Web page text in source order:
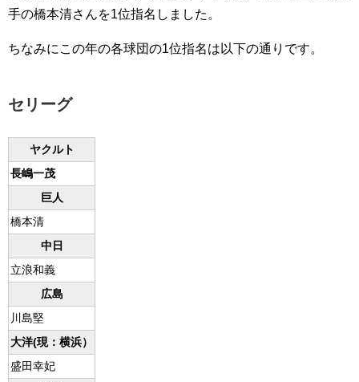
手の橋本清さんを1位指名しました。
ちなみにこの年の各球団の1位指名は以下の通りです。
セリーグ
ヤクルト
長嶋一茂
巨人
橋本清
中日
立浪和義
広島
川島堅
大洋(現：横浜）
盛田幸妃